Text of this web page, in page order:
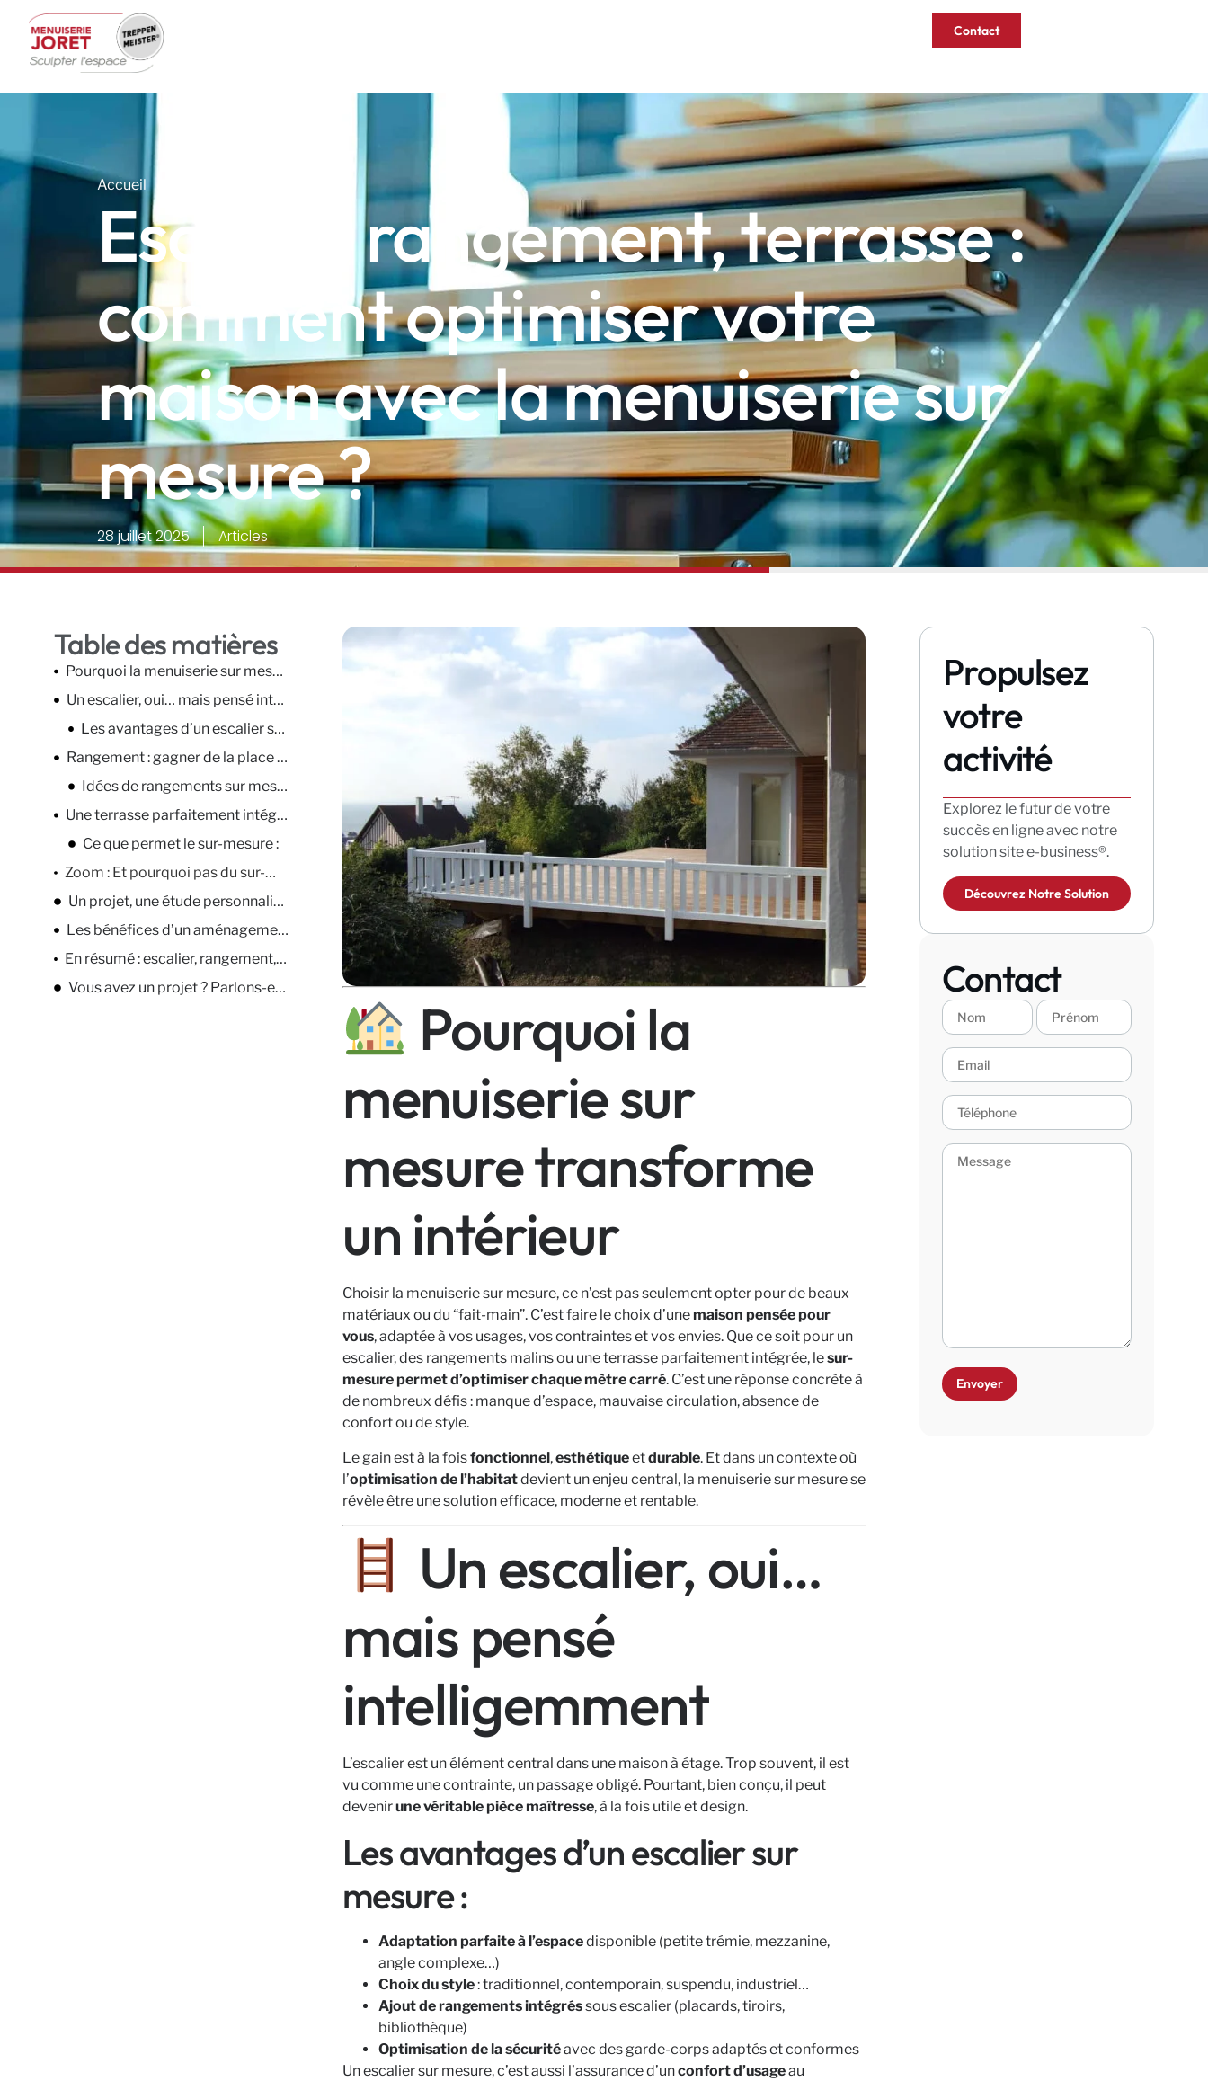
Contact
Accueil
Escalier, rangement, terrasse :
comment optimiser votre
maison avec la menuiserie sur
mesure ?
28 juillet 2025 Articles
Table des matières
Pourquoi la menuiserie sur mesure transforme un intérieur
Un escalier, oui… mais pensé intelligemment
Les avantages d’un escalier sur mesure :
Rangement : gagner de la place sans compromis
Idées de rangements sur mesure :
Une terrasse parfaitement intégrée à votre habitat
Ce que permet le sur-mesure :
Zoom : Et pourquoi pas du sur-mesure pour vos portes, fenêtres et claustras ?
Un projet, une étude personnalisée
Les bénéfices d’un aménagement sur mesure
En résumé : escalier, rangement, terrasse, tout est optimisable
Vous avez un projet ? Parlons-en !
Pourquoi la
menuiserie sur
mesure transforme
un intérieur
Choisir la menuiserie sur mesure, ce n’est pas seulement opter pour de beaux
matériaux ou du “fait-main”. C’est faire le choix d’unemaison pensée pour
vous, adaptée à vos usages, vos contraintes et vos envies. Que ce soit pour un
escalier, des rangements malins ou une terrasse parfaitement intégrée, lesur-
mesure permet d’optimiser chaque mètre carré. C’est une réponse concrète à
de nombreux défis : manque d’espace, mauvaise circulation, absence de
confort ou de style.
Le gain est à la foisfonctionnel,esthétiqueetdurable. Et dans un contexte où
l’optimisation de l’habitatdevient un enjeu central, la menuiserie sur mesure se
révèle être une solution efficace, moderne et rentable.
Un escalier, oui…
mais pensé
intelligemment
L’escalier est un élément central dans une maison à étage. Trop souvent, il est
vu comme une contrainte, un passage obligé. Pourtant, bien conçu, il peut
devenirune véritable pièce maîtresse, à la fois utile et design.
Les avantages d’un escalier sur
mesure :
Adaptation parfaite à l’espacedisponible (petite trémie, mezzanine,
angle complexe…)
Choix du style: traditionnel, contemporain, suspendu, industriel…
Ajout de rangements intégréssous escalier (placards, tiroirs,
bibliothèque)
Optimisation de la sécuritéavec des garde-corps adaptés et conformes
Un escalier sur mesure, c’est aussi l’assurance d’unconfort d’usageau
Propulsez
votre
activité
Explorez le futur de votre
succès en ligne avec notre
solution site e-business®.
Découvrez Notre Solution
Contact